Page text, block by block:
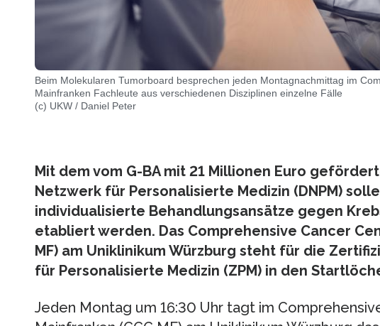
Beim Molekularen Tumorboard besprechen jeden Montagnachmittag im
Mainfranken Fachleute aus verschiedenen Disziplinen einzelne Fälle
(c) UKW / Daniel Peter
Mit dem vom G-BA mit 21 Millionen Euro
Netzwerk für Personalisierte Medizin (DNPM)
individualisierte Behandlungsansätze gegen
etabliert werden. Das Comprehensive Cancer
MF) am Uniklinikum Würzburg steht für die
für Personalisierte Medizin (ZPM) in den
Jeden Montag um 16:30 Uhr tagt im